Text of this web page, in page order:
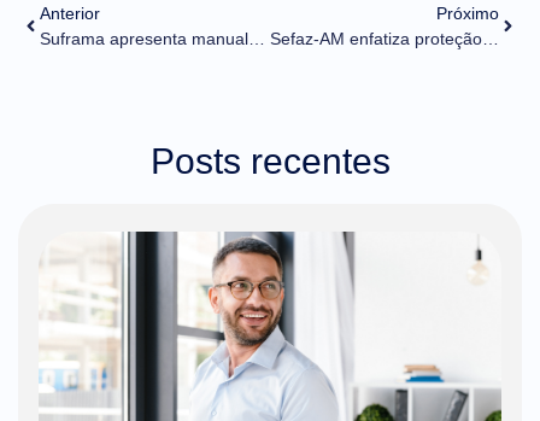
Anterior
Suframa apresenta manual pioneiro para Laudo Técnico de Auditoria Independente
Próximo
Sefaz-AM enfatiza proteção da Zona Franca no novo texto da Reforma Tributária
Posts recentes